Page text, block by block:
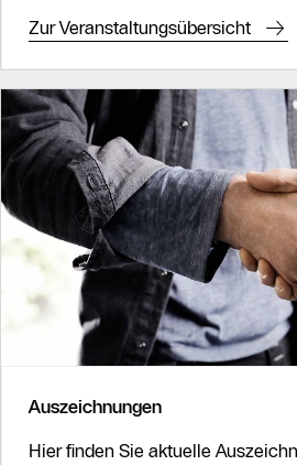
Zur Veranstaltungsübersicht
Auszeichnungen
Hier finden Sie aktuelle